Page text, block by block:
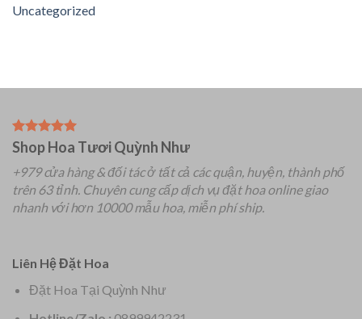
Uncategorized
Shop Hoa Tươi Quỳnh Như
+979 cửa hàng & đối tác ở tất cả các quận, huyện, thành phố
trên 63 tỉnh. Chuyên cung cấp dịch vụ đặt hoa online giao
nhanh với hơn 10000 mẫu hoa, miễn phí ship.
Liên Hệ Đặt Hoa
Đặt Hoa Tại Quỳnh Như